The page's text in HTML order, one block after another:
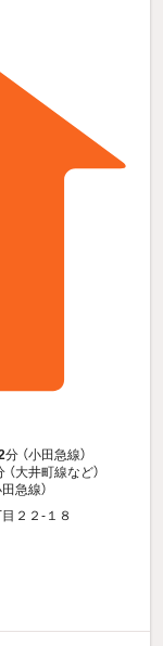
分 （小田急線）
（大井町線など）
急線）
２２-１８